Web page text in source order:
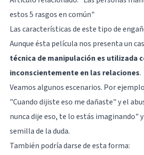
estos 5 rasgos en común"
Las características de este tipo de
Aunque ésta película nos presenta un
técnica de manipulación es utilizada
inconscientemente en las relaciones.
Veamos algunos escenarios. Por
"Cuando dijiste eso me dañaste" y el
nunca dije eso, te lo estás imaginando"
semilla de la duda.
También podría darse de esta forma: